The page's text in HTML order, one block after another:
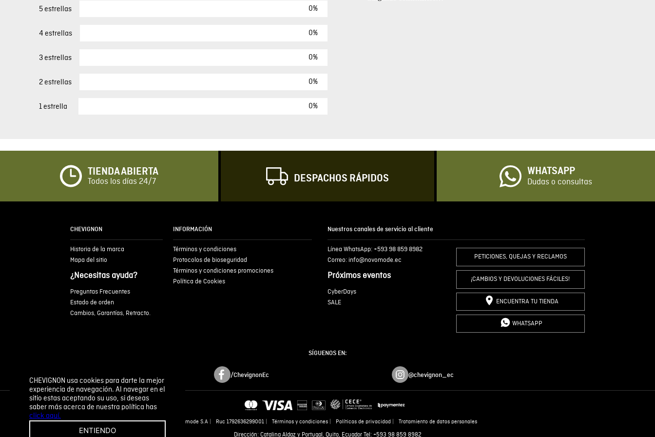
CHEVIGNON usa cookies para darte la mejor
experiencia de navegación. Al navegar en el
sitio estas aceptando su uso, si deseas
saber más acerca de nuestra política has
click aquí.
ENTIENDO
5 estrellas 0%
4 estrellas 0%
3 estrellas 0%
2 estrellas 0%
1 estrella 0%
Escribir comentario
ENVIAR COMENTARIO
TIENDA ABIERTA
Todos los días 24/7 DESPACHOS RÁPIDOS
WHATSAPP
Dudas o consultas
CHEVIGNON
Historia de la marca
Mapa del sitio
¿Necesitas ayuda?
Preguntas Frecuentes
Estado de orden
Cambios, Garantías, Retracto.
INFORMACIÓN
Términos y condiciones
Protocolos de bioseguridad
Términos y condiciones promociones
Política de Cookies
Nuestros canales de servicio al cliente
Línea WhatsApp: +593 98 859 8982
Correo: info@novomode.ec
Próximos eventos
CyberDays
SALE
PETICIONES, QUEJAS Y RECLAMOS
¡CAMBIOS Y DEVOLUCIONES FÁCILES!
ENCUENTRA TU TIENDA
WHATSAPP
SÍGUENOS EN:
/ChevignonEc @chevignon_ec
Novomode S.A Ruc 1792636299001 Términos y condiciones Políticas de privacidad Tratamiento de datos personales
Dirección: Catalina Aldaz y Portugal, Quito, Ecuador Tel: +593 98 859 8982